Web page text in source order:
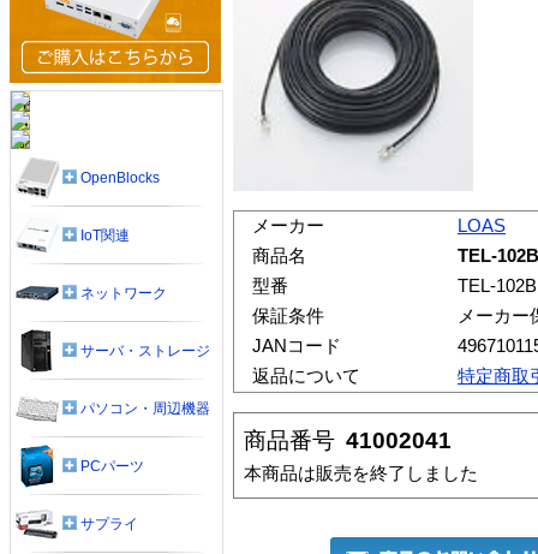
メーカー
LOAS
商品名
TEL-
型番
TEL-
保証条件
メーカー
JANコード
返品について
特定商取
商品番号 41002041
本商品は販売を終了しました
OpenBlocks
IoT関連
ネットワーク
サーバ・ストレージ
パソコン・周辺機器
PCパーツ
サプライ